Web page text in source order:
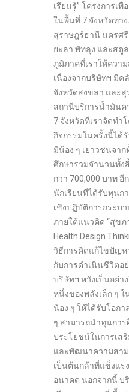
เรียนรู้” โครงการเพื่
ในพื้นที่ 7 จังหวัดทา
สุราษฎร์ธานี นครศ
ยะลา พัทลุง และสตู
ภูมิภาคที่เราให้ควา
เนื่องจากบริษัทฯ มีค
จังหวัดสงขลา และ
สถานีบริการน้ำมันค
7 จังหวัดที่เราจัดทำ
กิจกรรมในครั้งนี้ได้
มีน้อง ๆ เยาวชนจา
ศึกษารวมจำนวนทั้ง
กว่า 700,000 บาท อี
นักเรียนที่ได้รับทุนก
เชิงปฏิบัติการกระบ
ภายใต้แนวคิด “สุขภ
Health Design
วิธีการคิดแก้ไขปัญห
กับการดำเนินชีวิตอ
บริษัทฯ หวังเป็นอย่า
หนึ่งของพลังเล็ก ๆ ใ
น้อง ๆ ให้ได้รับโอก
ๆ สามารถนำทุนการ
ประโยชน์ในการเส
และพัฒนาความสาม
เป็นต้นกล้าที่แข็งแร
อนาคต นอกจากนี้ บ